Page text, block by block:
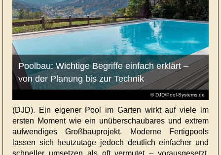
© DJD/Pool-Systems.de
Poolbau: Wichtige Begriffe einfach erklärt –
von der Planung bis zur Technik
(DJD). Ein eigener Pool im Garten wirkt auf viele im
ersten Moment wie ein unüberschaubares und extrem
aufwendiges Großbauprojekt. Moderne Fertigpools
lassen sich heutzutage jedoch deutlich einfacher und